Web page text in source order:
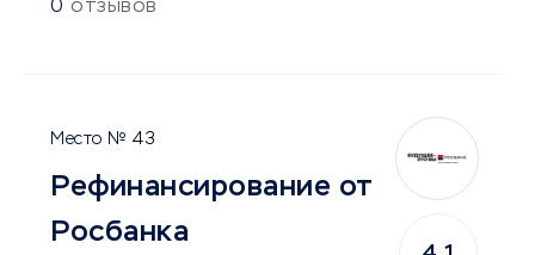
0 отзывов
43
Рефинансирование от
Росбанка